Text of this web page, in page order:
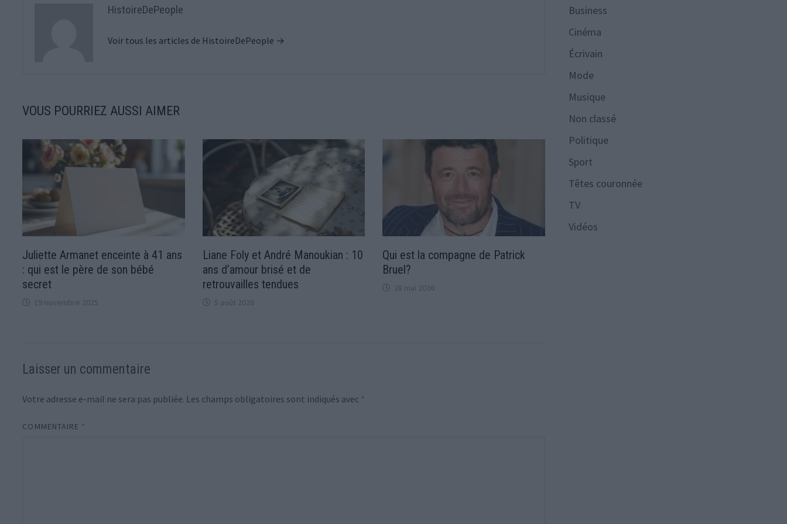
HistoireDePeople
Voir tous les articles de HistoireDePeople →
VOUS POURRIEZ AUSSI AIMER
Juliette Armanet enceinte à 41 ans
: qui est le père de son bébé
secret
19 novembre 2025
Liane Foly et André Manoukian : 10
ans d’amour brisé et de
retrouvailles tendues
5 août 2026
Qui est la compagne de Patrick
Bruel?
28 mai 2026
Laisser un commentaire
Votre adresse e-mail ne sera pas publiée. Les champs obligatoires sont indiqués avec *
COMMENTAIRE *
Business
Cinéma
Écrivain
Mode
Musique
Non classé
Politique
Sport
Têtes couronnée
TV
Vidéos